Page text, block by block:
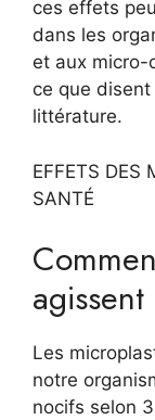
ces effets
dans les
et aux micro-
ce que
littérature.
EFFETS DES
SANTÉ
Les
notre
nocifs selon